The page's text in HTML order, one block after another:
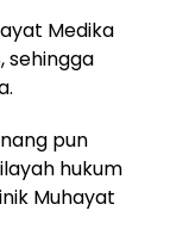
Medika
sehingga
pun
hukum
Muhayat